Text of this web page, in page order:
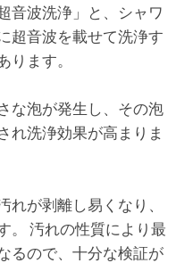
音波洗浄」と、シャワ
超音波を載せて洗浄す
ります。
な泡が発生し、その泡
れ洗浄効果が高まりま
が剥離し易くなり、
。 汚れの性質により最
るので、十分な検証が